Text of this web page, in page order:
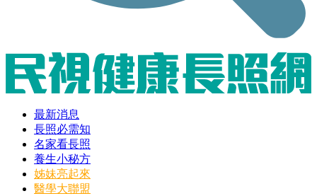
最新消息
長照必需知
名家看長照
養生小秘方
姊妹亮起來
醫學大聯盟